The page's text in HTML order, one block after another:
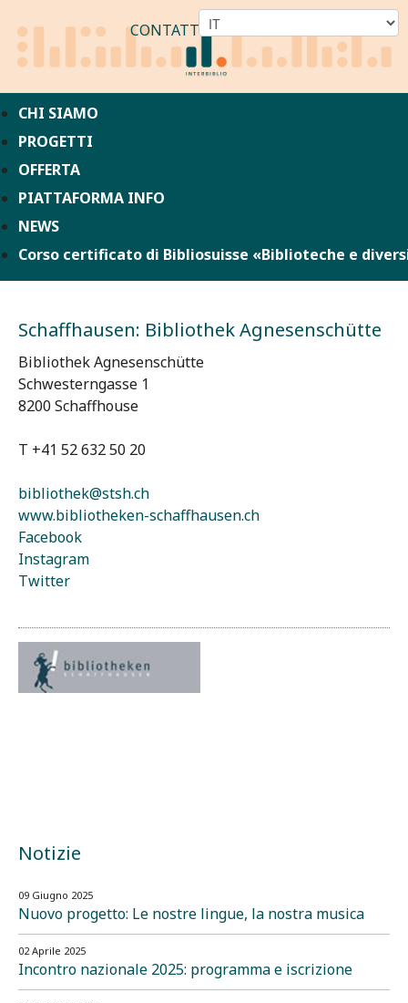
CONTATTO
CHI SIAMO
PROGETTI
OFFERTA
PIATTAFORMA INFO
NEWS
Corso certificato di Bibliosuisse «Biblioteche e
Schaffhausen: Bibliothek Agnesenschütte
Bibliothek Agnesenschütte
Schwesterngasse 1
8200 Schaffhouse
T +41 52 632 50 20
bibliothek@stsh.ch
www.bibliotheken-schaffhausen.ch
Facebook
Instagram
Twitter
Notizie
09 Giugno 2025
Nuovo progetto: Le nostre lingue, la nostra musica
02 Aprile 2025
Incontro nazionale 2025: programma e iscrizione